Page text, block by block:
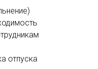
отпуска